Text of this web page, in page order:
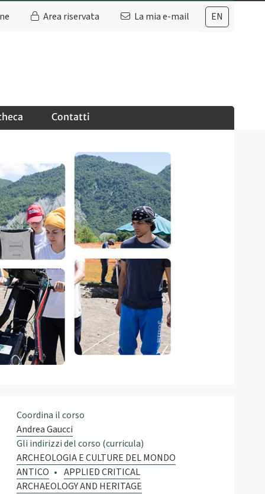
EN
Area riservata La mia e-mail
Contatti
Coordina il corso
Andrea Gaucci
Gli indirizzi del corso (curricula)
ARCHEOLOGIA E CULTURE DEL MONDO
ANTICO
APPLIED CRITICAL
ARCHAEOLOGY AND HERITAGE